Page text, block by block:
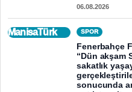
06.08.2026
ManisaTürk SPOR
Fenerbahçe
“Dün akşam
sakatlık
sonucunda